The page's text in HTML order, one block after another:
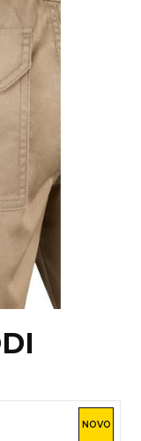
NOVO